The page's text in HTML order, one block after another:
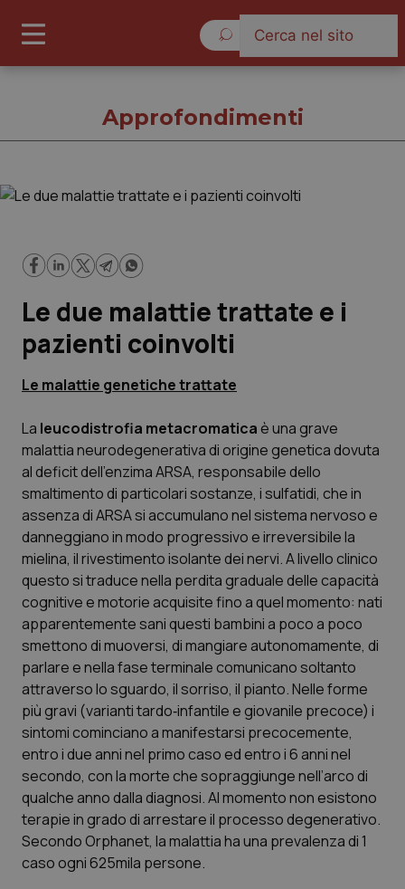
Cronache
Governo e Parlamento
Regioni e Asl
Lavoro e Professioni
Scienza e Farmaci
Studi e Analisi
Lettere al direttore
Edizioni Regionali
QS Pro
Professionisti Sanitari.AI
Abruzzo
Basilicata
Calabria
Campania
QS Pro Gold
Artrite & artrosi
Asma & BPCO
Car-T
QS Club Newsletter
Approfondimenti
Le due malattie trattate e i
pazienti coinvolti
Le malattie genetiche trattate
La leucodistrofia metacromaticaè una grave
malattia neurodegenerativa di origine genetica dovuta
al deficit dell’enzima ARSA, responsabile dello
smaltimento di particolari sostanze, i sulfatidi, che in
assenza di ARSA si accumulano nel sistema nervoso e
danneggiano in modo progressivo e irreversibile la
mielina, il rivestimento isolante dei nervi. A livello clinico
questo si traduce nella perdita graduale delle capacità
cognitive e motorie acquisite fino a quel momento: nati
apparentemente sani questi bambini a poco a poco
smettono di muoversi, di mangiare autonomamente, di
parlare e nella fase terminale comunicano soltanto
attraverso lo sguardo, il sorriso, il pianto. Nelle forme
più gravi (varianti tardo‐infantile e giovanile precoce) i
sintomi cominciano a manifestarsi precocemente,
entro i due anni nel primo caso ed entro i 6 anni nel
secondo, con la morte che sopraggiunge nell’arco di
qualche anno dalla diagnosi. Al momento non esistono
terapie in grado di arrestare il processo degenerativo.
Secondo Orphanet, la malattia ha una prevalenza di 1
caso ogni 625mila persone.